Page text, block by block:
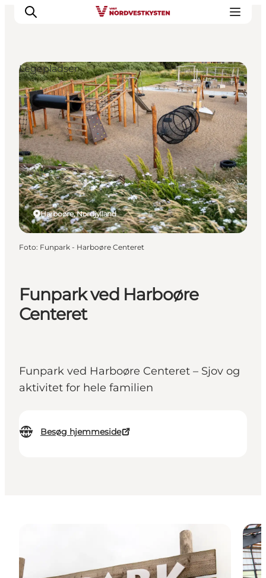
Feriesteder
Inspiration
Handicapvenlig ferie
Events
Overnatning
Planlæg din ferie
Funpark ved Harboøre
Centeret
Funpark ved Harboøre Centeret – Sjov og
aktivitet for hele familien
Besøg hjemmeside
Harboøre, Nordjylland
Legepladser
Foto: Funpark - Harboøre Centeret